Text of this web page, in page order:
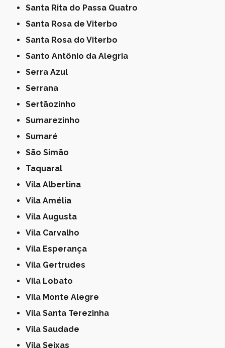
Santa Rita do Passa Quatro
Santa Rosa de Viterbo
Santa Rosa do Viterbo
Santo Antônio da Alegria
Serra Azul
Serrana
Sertãozinho
Sumarezinho
Sumaré
São Simão
Taquaral
Vila Albertina
Vila Amélia
Vila Augusta
Vila Carvalho
Vila Esperança
Vila Gertrudes
Vila Lobato
Vila Monte Alegre
Vila Santa Terezinha
Vila Saudade
Vila Seixas